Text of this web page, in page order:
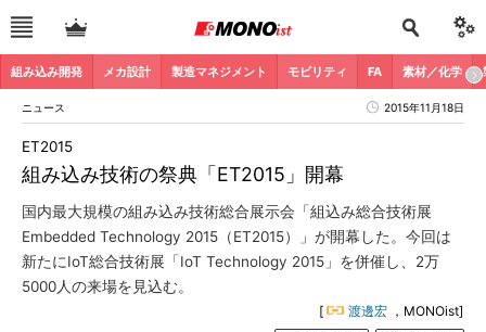
組み込み開発 メカ設計 製造マネジメント モビリティ FA 素材／化学
ニュース 2015年11月18日
組み込み技術の祭典「ET2015」開幕
ET2015
国内最大規模の組み込み技術総合展示会「組込み総合技術展
Embedded Technology 2015（ET2015）」が開幕した。今回は
新たにIoT総合技術展「IoT Technology 2015」を併催し、2万
5000人の来場を見込む。
[ 渡邊宏 ，MONOist]